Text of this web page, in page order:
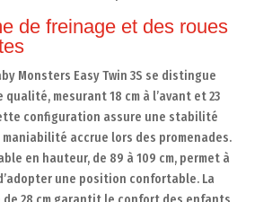
de freinage et des roues
Monsters Easy Twin 3S se distingue
qualité, mesurant 18 cm à l’avant et 23
configuration assure une stabilité
accrue lors des promenades.
en hauteur, de 89 à 109 cm, permet à
une position confortable. La